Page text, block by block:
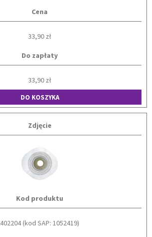
Cena
33,90 zł
Do zapłaty
33,90 zł
DO KOSZYKA
Zdjęcie
Kod produktu
402204 (kod SAP: 1052419)